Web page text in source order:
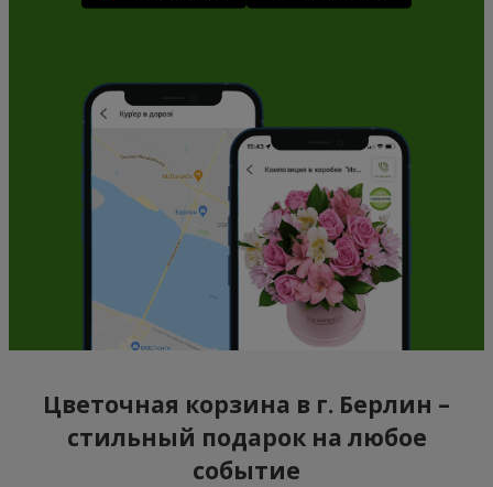
Цветочная корзина в г. Берлин –
стильный подарок на любое
событие